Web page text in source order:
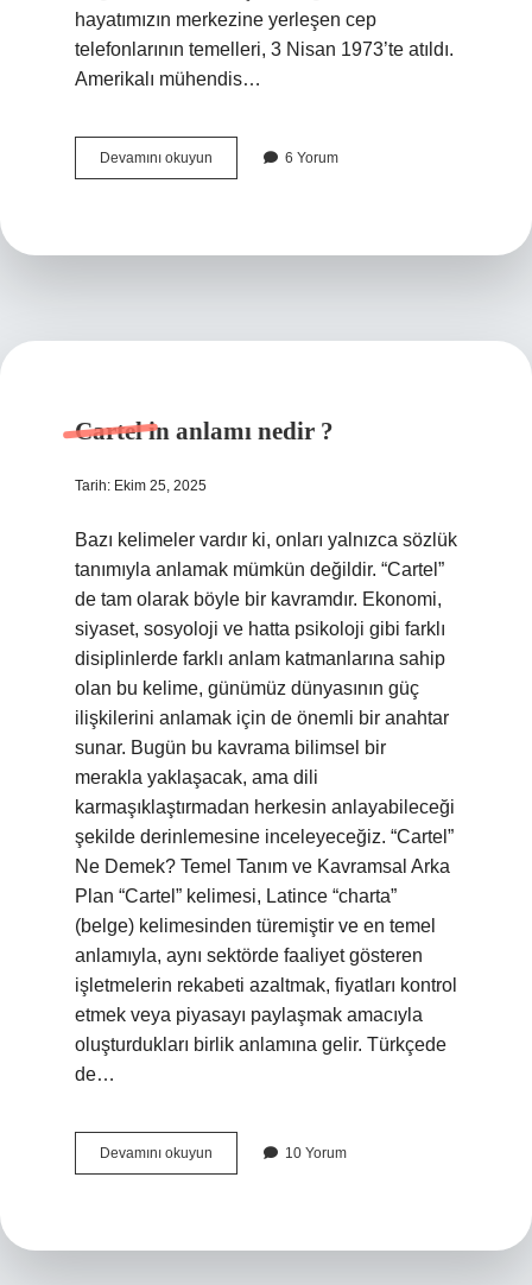
hayatımızın merkezine yerleşen cep
telefonlarının temelleri, 3 Nisan 1973’te atıldı.
Amerikalı mühendis…
Devamını okuyun
telefonunu
6 Yorum
Cartel in anlamı nedir ?
Tarih: Ekim 25, 2025
Bazı kelimeler vardır ki, onları yalnızca sözlük
tanımıyla anlamak mümkün değildir. “Cartel”
de tam olarak böyle bir kavramdır. Ekonomi,
siyaset, sosyoloji ve hatta psikoloji gibi farklı
disiplinlerde farklı anlam katmanlarına sahip
olan bu kelime, günümüz dünyasının güç
ilişkilerini anlamak için de önemli bir anahtar
sunar. Bugün bu kavrama bilimsel bir
merakla yaklaşacak, ama dili
karmaşıklaştırmadan herkesin anlayabileceği
şekilde derinlemesine inceleyeceğiz. “Cartel”
Ne Demek? Temel Tanım ve Kavramsal Arka
Plan “Cartel” kelimesi, Latince “charta”
(belge) kelimesinden türemiştir ve en temel
anlamıyla, aynı sektörde faaliyet gösteren
işletmelerin rekabeti azaltmak, fiyatları kontrol
etmek veya piyasayı paylaşmak amacıyla
oluşturdukları birlik anlamına gelir. Türkçede
de…
Devamını okuyun
in
10 Yorum